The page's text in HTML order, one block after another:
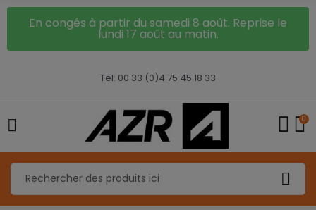
En congés à partir du samedi 8 août. Reprise le
lundi 17 août au matin.
Tel: 00 33 (0)4 75 45 18 33
0